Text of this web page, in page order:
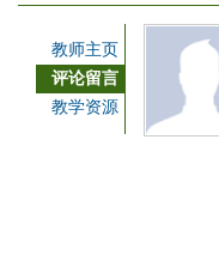
教师主页
评论留言
教学资源